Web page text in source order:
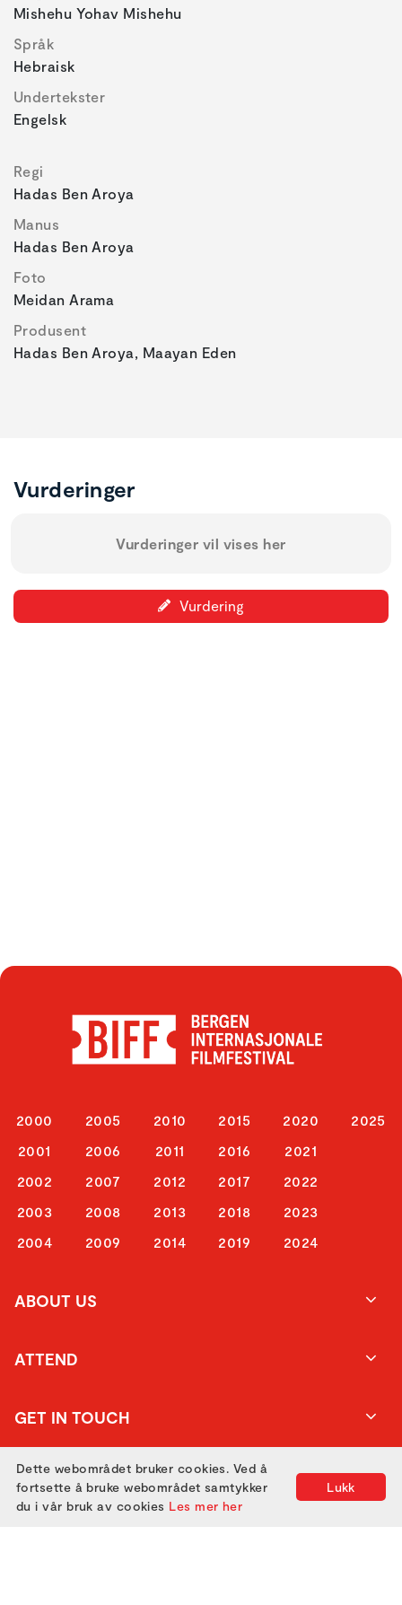
Mishehu Yohav Mishehu
Språk
Hebraisk
Undertekster
Engelsk
Regi
Hadas Ben Aroya
Manus
Hadas Ben Aroya
Foto
Meidan Arama
Produsent
Hadas Ben Aroya, Maayan Eden
Vurderinger
Vurderinger vil vises her
Vurdering
2000
2001
2002
2003
2004
2005
2006
2007
2008
2009
2010
2011
2012
2013
2014
2015
2016
2017
2018
2019
2020
2021
2022
2023
2024
2025
ABOUT US
ATTEND
GET IN TOUCH
Lukk
Dette webområdet bruker cookies. Ved å
fortsette å bruke webområdet samtykker
du i vår bruk av cookies Les mer her